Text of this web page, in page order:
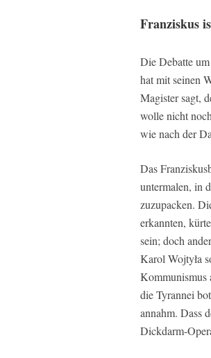
Franziskus
Die Debatte
hat mit seinen
Magister sagt,
wolle nicht
wie nach der
Das
untermalen, in
zuzupacken.
erkannten,
sein; doch
Karol Wojtyła
Kommunismus
die Tyrannei
annahm. Dass
Dickdarm-